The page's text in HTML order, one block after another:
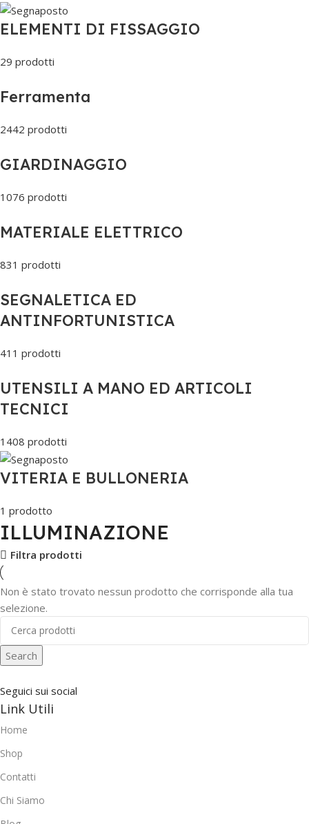
ELEMENTI DI FISSAGGIO
29 prodotti
Ferramenta
2442 prodotti
GIARDINAGGIO
1076 prodotti
MATERIALE ELETTRICO
831 prodotti
SEGNALETICA ED
ANTINFORTUNISTICA
411 prodotti
UTENSILI A MANO ED ARTICOLI
TECNICI
1408 prodotti
VITERIA E BULLONERIA
1 prodotto
ILLUMINAZIONE
Filtra prodotti
Non è stato trovato nessun prodotto che corrisponde alla tua
selezione.
Search
Seguici sui social
Link Utili
Home
Shop
Contatti
Chi Siamo